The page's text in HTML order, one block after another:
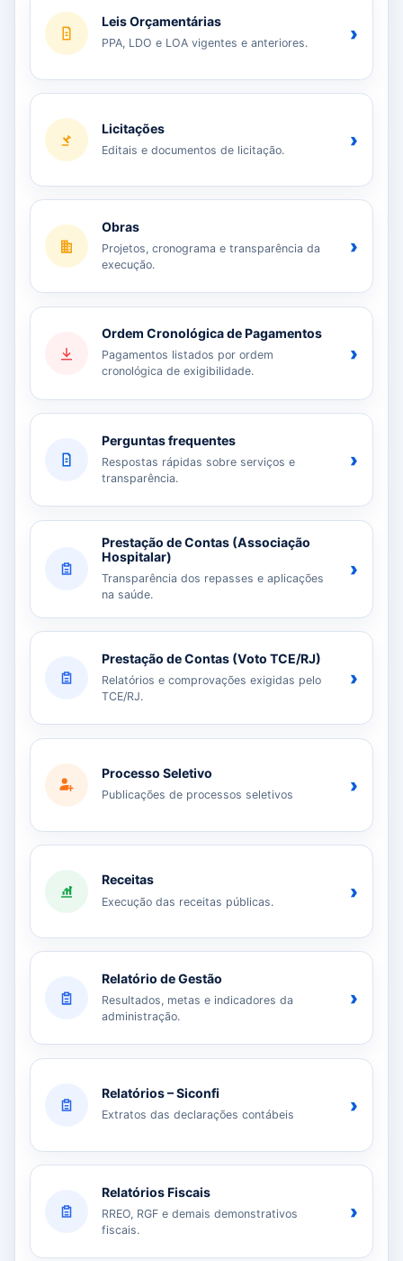
Leis Orçamentárias
PPA, LDO e LOA vigentes e anteriores. ›
Licitações
Editais e documentos de licitação. ›
Obras
Projetos, cronograma e transparência da
execução.
›
Ordem Cronológica de Pagamentos
Pagamentos listados por ordem
cronológica de exigibilidade.
›
Perguntas frequentes
Respostas rápidas sobre serviços e
transparência.
›
Prestação de Contas (Associação
Hospitalar)
Transparência dos repasses e aplicações
na saúde.
›
Prestação de Contas (Voto TCE/RJ)
Relatórios e comprovações exigidas pelo
TCE/RJ.
›
Processo Seletivo
Publicações de processos seletivos ›
Receitas
Execução das receitas públicas. ›
Relatório de Gestão
Resultados, metas e indicadores da
administração.
›
Relatórios – Siconfi
Extratos das declarações contábeis ›
Relatórios Fiscais
RREO, RGF e demais demonstrativos
fiscais.
›